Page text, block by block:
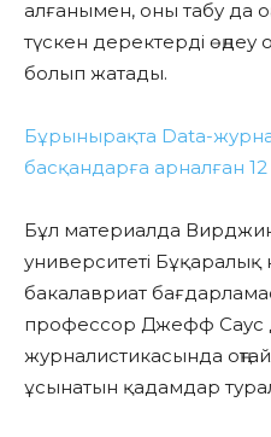
алғанымен, оны табу да
түскен деректерді
болып жатады.
Бұрынырақта Data-
басқандарға арналған 12
Бұл материалда
университеті Бұқаралық
бакалавриат
профессор Джефф Cayc
журналистикасында
ұсынатын қадамдар